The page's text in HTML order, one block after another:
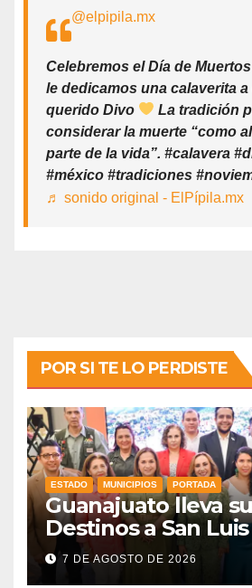
@elpipila.mx
Celebremos el Día de Muertos
le dedicamos una calaverita
querido Divo
La tradición
considerar la muerte “como
parte de la vida”. #calavera
#méxico #tradiciones
♬ sonido original - ElPípila.mx
POR SI TE LO PERDISTE
ESTADO MUNICIPIOS PORTADA
Guanajuato lleva
Destinos a San
vísperas de la
7 DE AGOSTO DE 2026